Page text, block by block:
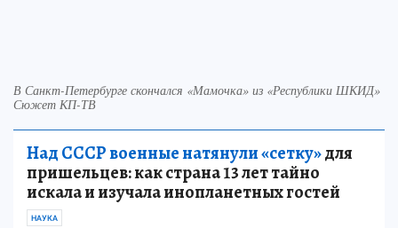
В Санкт-Петербурге скончался «Мамочка» из «Республики ШКИД»
Сюжет КП-ТВ
Над СССР военные натянули «сетку»для
пришельцев: как страна 13 лет тайно
искала и изучала инопланетных гостей
НАУКА